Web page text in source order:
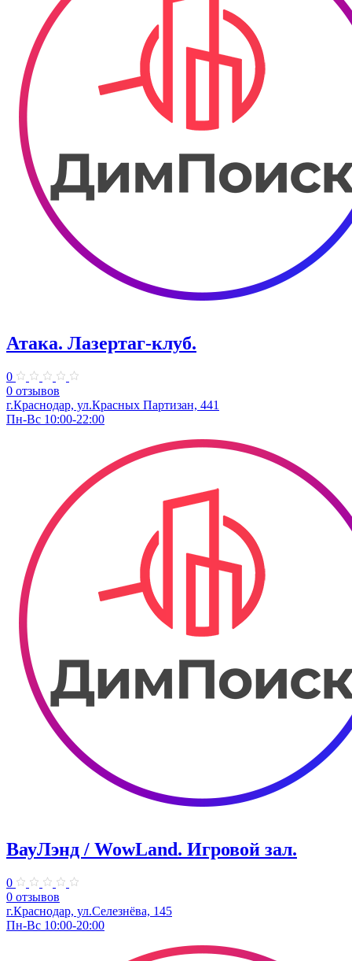
Атака. ​Лазертаг-клуб.
0
0 отзывов
г.Краснодар, ул.Красных Партизан, 441
Пн-Вс 10:00-22:00
ВауЛэнд / WowLand. ​Игровой зал.
0
0 отзывов
г.Краснодар, ул.Селезнёва, 145
Пн-Вс 10:00-20:00